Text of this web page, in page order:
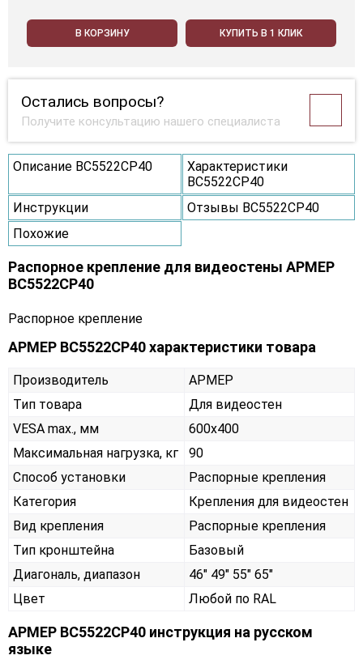
В КОРЗИНУ КУПИТЬ В 1 КЛИК
Остались вопросы?
Получите консультацию нашего специалиста
Описание ВС5522СР40
Характеристики
ВС5522СР40
Инструкции
Отзывы ВС5522СР40
Похожие
Распорное крепление для видеостены АРМЕР
ВС5522СР40
Распорное крепление
АРМЕР ВС5522СР40 характеристики товара
Производитель
АРМЕР
Тип товара
Для видеостен
VESA max., мм
600х400
Максимальная нагрузка, кг
90
Способ установки
Распорные крепления
Категория
Крепления для видеостен
Вид крепления
Распорные крепления
Тип кронштейна
Базовый
Диагональ, диапазон
46" 49" 55" 65"
Цвет
Любой по RAL
АРМЕР ВС5522СР40 инструкция на русском
языке